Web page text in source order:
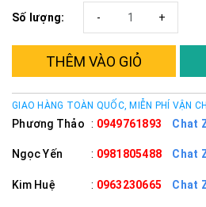
Số lượng: +
-
THÊM VÀO GIỎ
GIAO HÀNG TOÀN QUỐC, MIỄN PHÍ VẬN
Phương Thảo : 0949761893 Chat
Ngọc Yến : 0981805488 Chat
Kim Huệ : 0963230665 Chat